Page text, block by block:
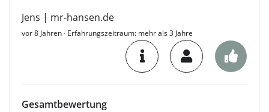
Jens | mr-hansen.de
vor 8 Jahren · Erfahrungszeitraum: mehr als 3 Jahre
Gesamtbewertung